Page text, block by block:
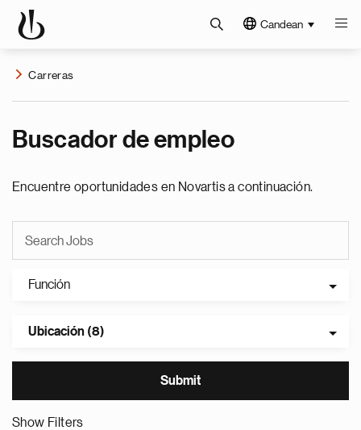
Candean
Carreras
Buscador de empleo
Encuentre oportunidades en Novartis a continuación.
Función
Ubicación (8)
Show Filters